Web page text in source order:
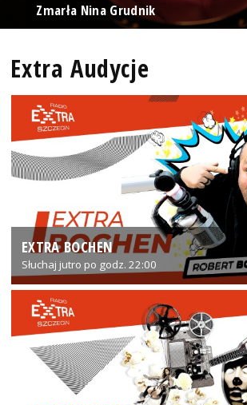
Zmarła Nina Grudnik
Extra Audycje
EXTRA BOCHEN
Słuchaj jutro po godz. 22:00